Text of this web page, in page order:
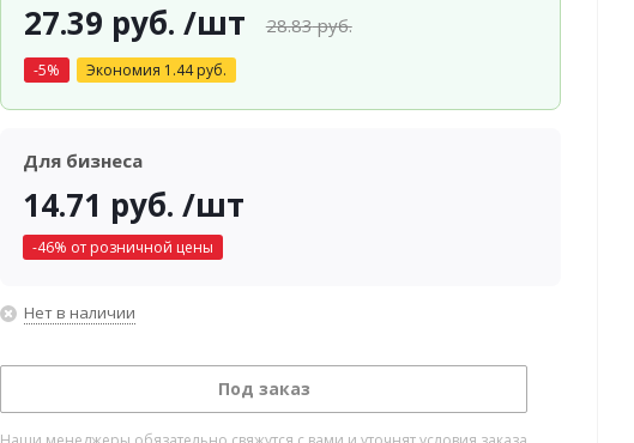
27.39 руб. /шт 28.83руб.
-5% Экономия 1.44руб.
Для бизнеса
14.71 руб. /шт
-46% от розничной цены
Нет в наличии
Под заказ